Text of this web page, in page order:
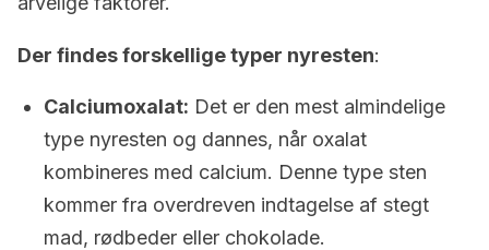
Der findes forskellige typer nyresten:
Calciumoxalat: Det er den mest almindelige
type nyresten og dannes, når oxalat
kombineres med calcium. Denne type sten
kommer fra overdreven indtagelse af stegt
mad, rødbeder eller chokolade.